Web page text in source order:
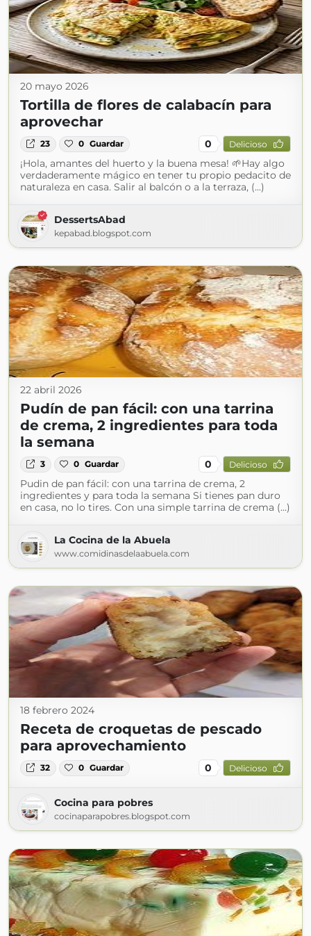
20 mayo 2026
Tortilla de flores de calabacín para
aprovechar
23 0 Guardar 0 Delicioso
¡Hola, amantes del huerto y la buena mesa! 🌱Hay algo
verdaderamente mágico en tener tu propio pedacito de
naturaleza en casa. Salir al balcón o a la terraza, (...)
DessertsAbad
kepabad.blogspot.com
22 abril 2026
Pudín de pan fácil: con una tarrina
de crema, 2 ingredientes para toda
la semana
3 0 Guardar 0 Delicioso
Pudin de pan fácil: con una tarrina de crema, 2
ingredientes y para toda la semana Si tienes pan duro
en casa, no lo tires. Con una simple tarrina de crema (...)
La Cocina de la Abuela
www.comidinasdelaabuela.com
18 febrero 2024
Receta de croquetas de pescado
para aprovechamiento
32 0 Guardar 0 Delicioso
Cocina para pobres
cocinaparapobres.blogspot.com